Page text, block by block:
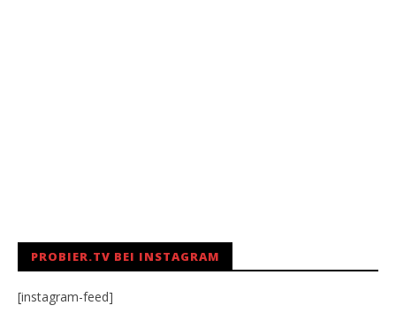
PROBIER.TV BEI INSTAGRAM
[instagram-feed]